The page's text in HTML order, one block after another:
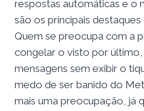
respostas automáticas e o
são os principais destaques
Quem se preocupa com a
congelar o visto por
mensagens sem exibir o
medo de ser banido do
mais uma preocupação, já